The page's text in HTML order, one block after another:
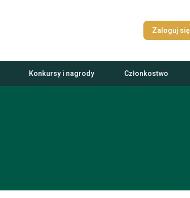
Zaloguj się
Konkursy i nagrody Członkostwo